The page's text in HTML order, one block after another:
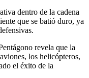
dentro de la cadena
que se batió duro, ya
revela que la
los helicópteros,
el éxito de la